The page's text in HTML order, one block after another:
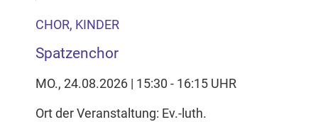
CHOR, KINDER
Spatzenchor
MO., 24.08.2026 | 15:30 - 16:15 UHR
Ort der Veranstaltung: Ev.-luth.